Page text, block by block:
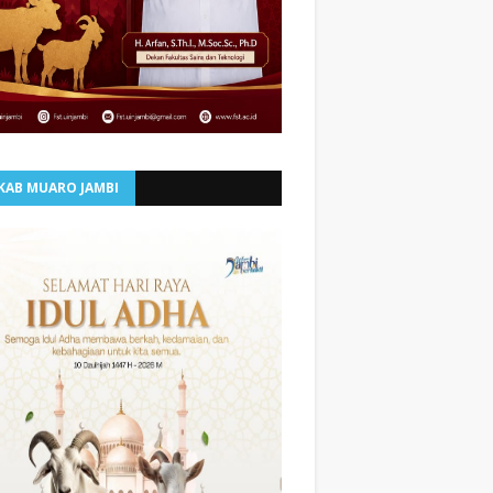
MUARO JAMBI